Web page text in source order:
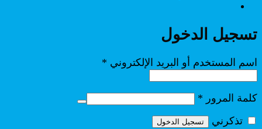
تسجيل الدخول
اسم المستخدم أو البريد الإلكتروني *
كلمة المرور * مطلوبة
تذكرني تسجيل الدخول